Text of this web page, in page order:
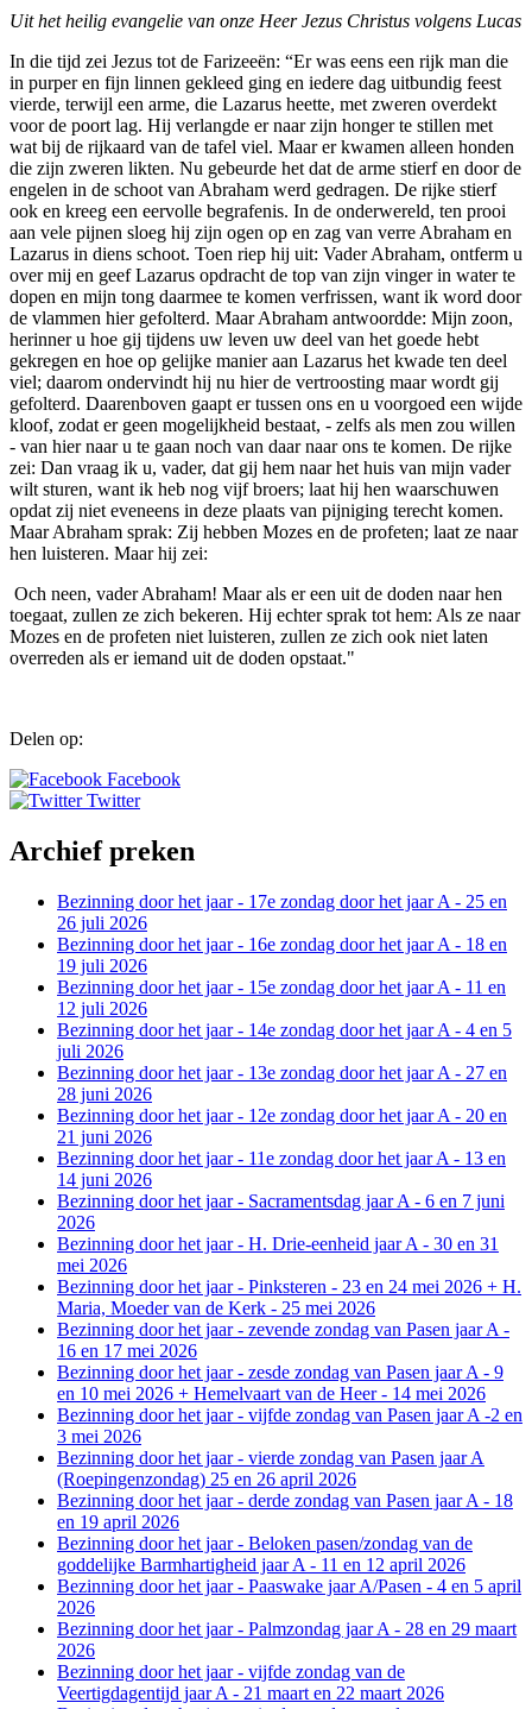
Uit het heilig evangelie van onze Heer Jezus Christus volgens Lucas
In die tijd zei Jezus tot de Farizeeën: “Er was eens een rijk man die
in purper en fijn linnen gekleed ging en iedere dag uitbundig feest
vierde, terwijl een arme, die Lazarus heette, met zweren overdekt
voor de poort lag. Hij verlangde er naar zijn honger te stillen met
wat bij de rijkaard van de tafel viel. Maar er kwamen alleen honden
die zijn zweren likten. Nu gebeurde het dat de arme stierf en door de
engelen in de schoot van Abraham werd gedra­gen. De rijke stierf
ook en kreeg een eervolle begrafenis. In de onderwereld, ten prooi
aan vele pijnen sloeg hij zijn ogen op en zag van verre Abraham en
Lazarus in diens schoot. Toen riep hij uit: Vader Abraham, ontferm u
over mij en geef Lazarus opdracht de top van zijn vinger in water te
dopen en mijn tong daarmee te komen verfrissen, want ik word door
de vlammen hier gefolterd. Maar Abraham antwoordde: Mijn zoon,
herinner u hoe gij tijdens uw leven uw deel van het goede hebt
gekregen en hoe op gelijke manier aan Lazarus het kwade ten deel
viel; daarom ondervindt hij nu hier de vertroosting maar wordt gij
gefolterd. Daarenboven gaapt er tussen ons en u voorgoed een wijde
kloof, zodat er geen mogelijkheid bestaat, - zelfs als men zou willen
- van hier naar u te gaan noch van daar naar ons te komen. De rijke
zei: Dan vraag ik u, vader, dat gij hem naar het huis van mijn vader
wilt stu­ren, want ik heb nog vijf broers; laat hij hen waarschuwen
opdat zij niet eveneens in deze plaats van pijniging terecht komen.
Maar Abraham sprak: Zij hebben Mozes en de profeten; laat ze naar
hen luisteren. Maar hij zei:
Och neen, vader Abraham! Maar als er een uit de doden naar hen
toegaat, zullen ze zich bekeren. Hij echter sprak tot hem: Als ze naar
Mozes en de profeten niet luisteren, zullen ze zich ook niet laten
overreden als er iemand uit de doden opstaat."
Delen op:
Facebook
Twitter
Archief preken
Bezinning door het jaar - 17e zondag door het jaar A - 25 en
26 juli 2026
Bezinning door het jaar - 16e zondag door het jaar A - 18 en
19 juli 2026
Bezinning door het jaar - 15e zondag door het jaar A - 11 en
12 juli 2026
Bezinning door het jaar - 14e zondag door het jaar A - 4 en 5
juli 2026
Bezinning door het jaar - 13e zondag door het jaar A - 27 en
28 juni 2026
Bezinning door het jaar - 12e zondag door het jaar A - 20 en
21 juni 2026
Bezinning door het jaar - 11e zondag door het jaar A - 13 en
14 juni 2026
Bezinning door het jaar - Sacramentsdag jaar A - 6 en 7 juni
2026
Bezinning door het jaar - H. Drie-eenheid jaar A - 30 en 31
mei 2026
Bezinning door het jaar - Pinksteren - 23 en 24 mei 2026 + H.
Maria, Moeder van de Kerk - 25 mei 2026
Bezinning door het jaar - zevende zondag van Pasen jaar A -
16 en 17 mei 2026
Bezinning door het jaar - zesde zondag van Pasen jaar A - 9
en 10 mei 2026 + Hemelvaart van de Heer - 14 mei 2026
Bezinning door het jaar - vijfde zondag van Pasen jaar A -2 en
3 mei 2026
Bezinning door het jaar - vierde zondag van Pasen jaar A
(Roepingenzondag) 25 en 26 april 2026
Bezinning door het jaar - derde zondag van Pasen jaar A - 18
en 19 april 2026
Bezinning door het jaar - Beloken pasen/zondag van de
goddelijke Barmhartigheid jaar A - 11 en 12 april 2026
Bezinning door het jaar - Paaswake jaar A/Pasen - 4 en 5 april
2026
Bezinning door het jaar - Palmzondag jaar A - 28 en 29 maart
2026
Bezinning door het jaar - vijfde zondag van de
Veertigdagentijd jaar A - 21 maart en 22 maart 2026